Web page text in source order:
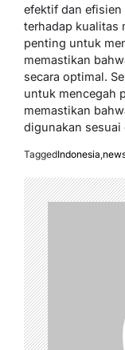
efektif dan
terhadap kualitas
penting untuk
memastikan
secara optimal.
untuk mencegah
memastikan
digunakan sesuai
TaggedIndonesia